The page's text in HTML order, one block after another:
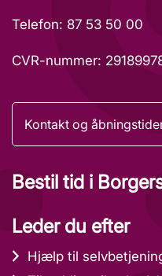
Telefon: 87 53 50 00
CVR-nummer:
Kontakt og
Bestil tid i
Leder du efter
Hjælp til